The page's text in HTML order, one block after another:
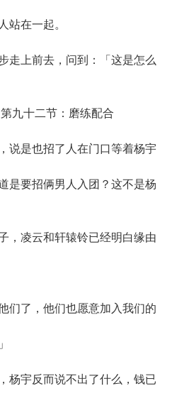
站在一起。
上前去，问到：「这是怎么
磨练配合
是也招了人在门口等着杨宇
是要招俩男人入团？这不是杨
凌云和轩辕铃已经明白缘由
了，他们也愿意加入我们的
宇反而说不出了什么，钱已